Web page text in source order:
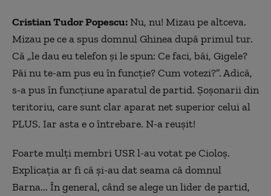
Cristian Tudor Popescu:Nu, nu! Mizau pe altceva.
Mizau pe ce a spus domnul Ghinea după primul tur.
Că „le dau eu telefon și le spun: Ce faci, băi, Gigele?
Păi nu te-am pus eu în funcție? Cum votezi?”. Adică,
s-a pus în funcțiune aparatul de partid. Șoșonarii din
teritoriu, care sunt clar aparat net superior celui al
PLUS. Iar asta e o întrebare. N-a reușit!
Foarte mulți membri USR l-au votat pe Cioloș.
Explicația ar fi că și-au dat seama că domnul
Barna... În general, când se alege un lider de partid,